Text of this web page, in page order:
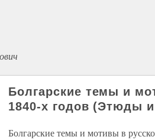
Болгарские темы и
1840-х годов (Этюды
Болгарские темы и мотивы в